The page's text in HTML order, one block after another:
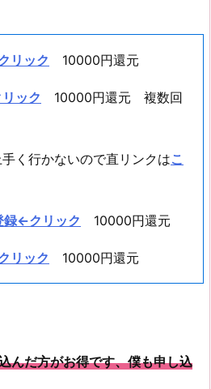
リック 10000円還元
ック
10000円還元 複数回
く行かないので直リンクはこ
←クリック 10000円還元
リック 10000円還元
んだ方がお得です、僕も申し込